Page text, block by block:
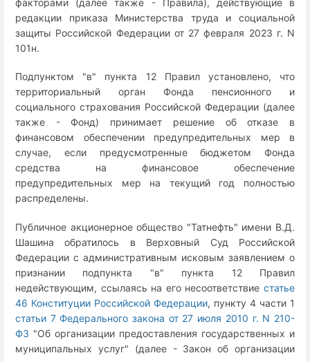
факторами (далее также - Правила), действующие в
редакции приказа Министерства труда и социальной
защиты Российской Федерации от 27 февраля 2023 г. N
101н.
Подпунктом "в" пункта 12 Правил установлено, что
территориальный орган Фонда пенсионного и
социального страхования Российской Федерации (далее
также - Фонд) принимает решение об отказе в
финансовом обеспечении предупредительных мер в
случае, если предусмотренные бюджетом Фонда
средства на финансовое обеспечение
предупредительных мер на текущий год полностью
распределены.
Публичное акционерное общество "Татнефть" имени В.Д.
Шашина обратилось в Верховный Суд Российской
Федерации с административным исковым заявлением о
признании подпункта "в" пункта 12 Правил
недействующим, ссылаясь на его несоответствие статье
46 Конституции Российской Федерации, пункту 4 части 1
статьи 7 Федерального закона от 27 июля 2010 г. N 210-
ФЗ "Об организации предоставления государственных и
муниципальных услуг" (далее - Закон об организации